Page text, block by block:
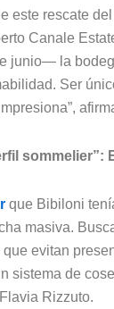
este rescate
Canale
junio— la
Ser
sommelier”:
que Bibiloni
masiva.
evitan
sistema de
Flavia Rizzuto.